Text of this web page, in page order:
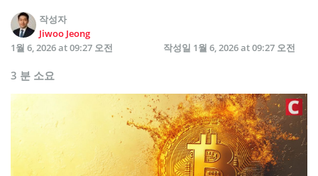
작성자
Jiwoo Jeong
1월 6, 2026 at 09:27 오전
작성일 1월 6, 2026 at 09:27 오전
3 분 소요